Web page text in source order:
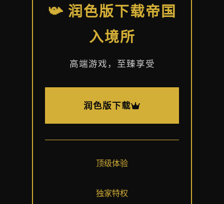
📯 润色版下载帝国
入境所
高端游戏，至臻享受
润色版下载
顶级体验
独家特权